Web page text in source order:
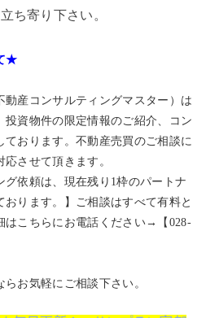
ち寄り下さい。
★
産コンサルティングマスター）は
投資物件の限定情報のご紹介、コン
おります。不動産売買のご相談に
させて頂きます。
グ依頼は、現在残り1枠のパートナ
ります。】ご相談はすべて有料と
はこちらにお電話ください→【028-
お気軽にご相談下さい。